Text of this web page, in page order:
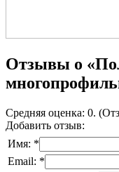
Отзывы о
Средняя оценка: 0.
Добавить отзыв:
Имя: *
Email: *